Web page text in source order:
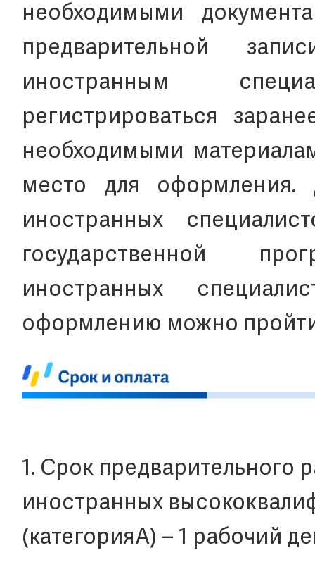
необходимыми
предварительной
иностранным
регистрироваться
необходимыми
место для оформления.
иностранных
государственной
иностранных
оформлению можно
1. Срок предварительного
иностранных
(категорияА) – 1 рабочий